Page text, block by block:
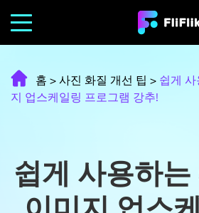
홈 >사진 화질 개선 팁 > 쉽게
지 업스케일링 프로그램 강추!
쉽게 사용하